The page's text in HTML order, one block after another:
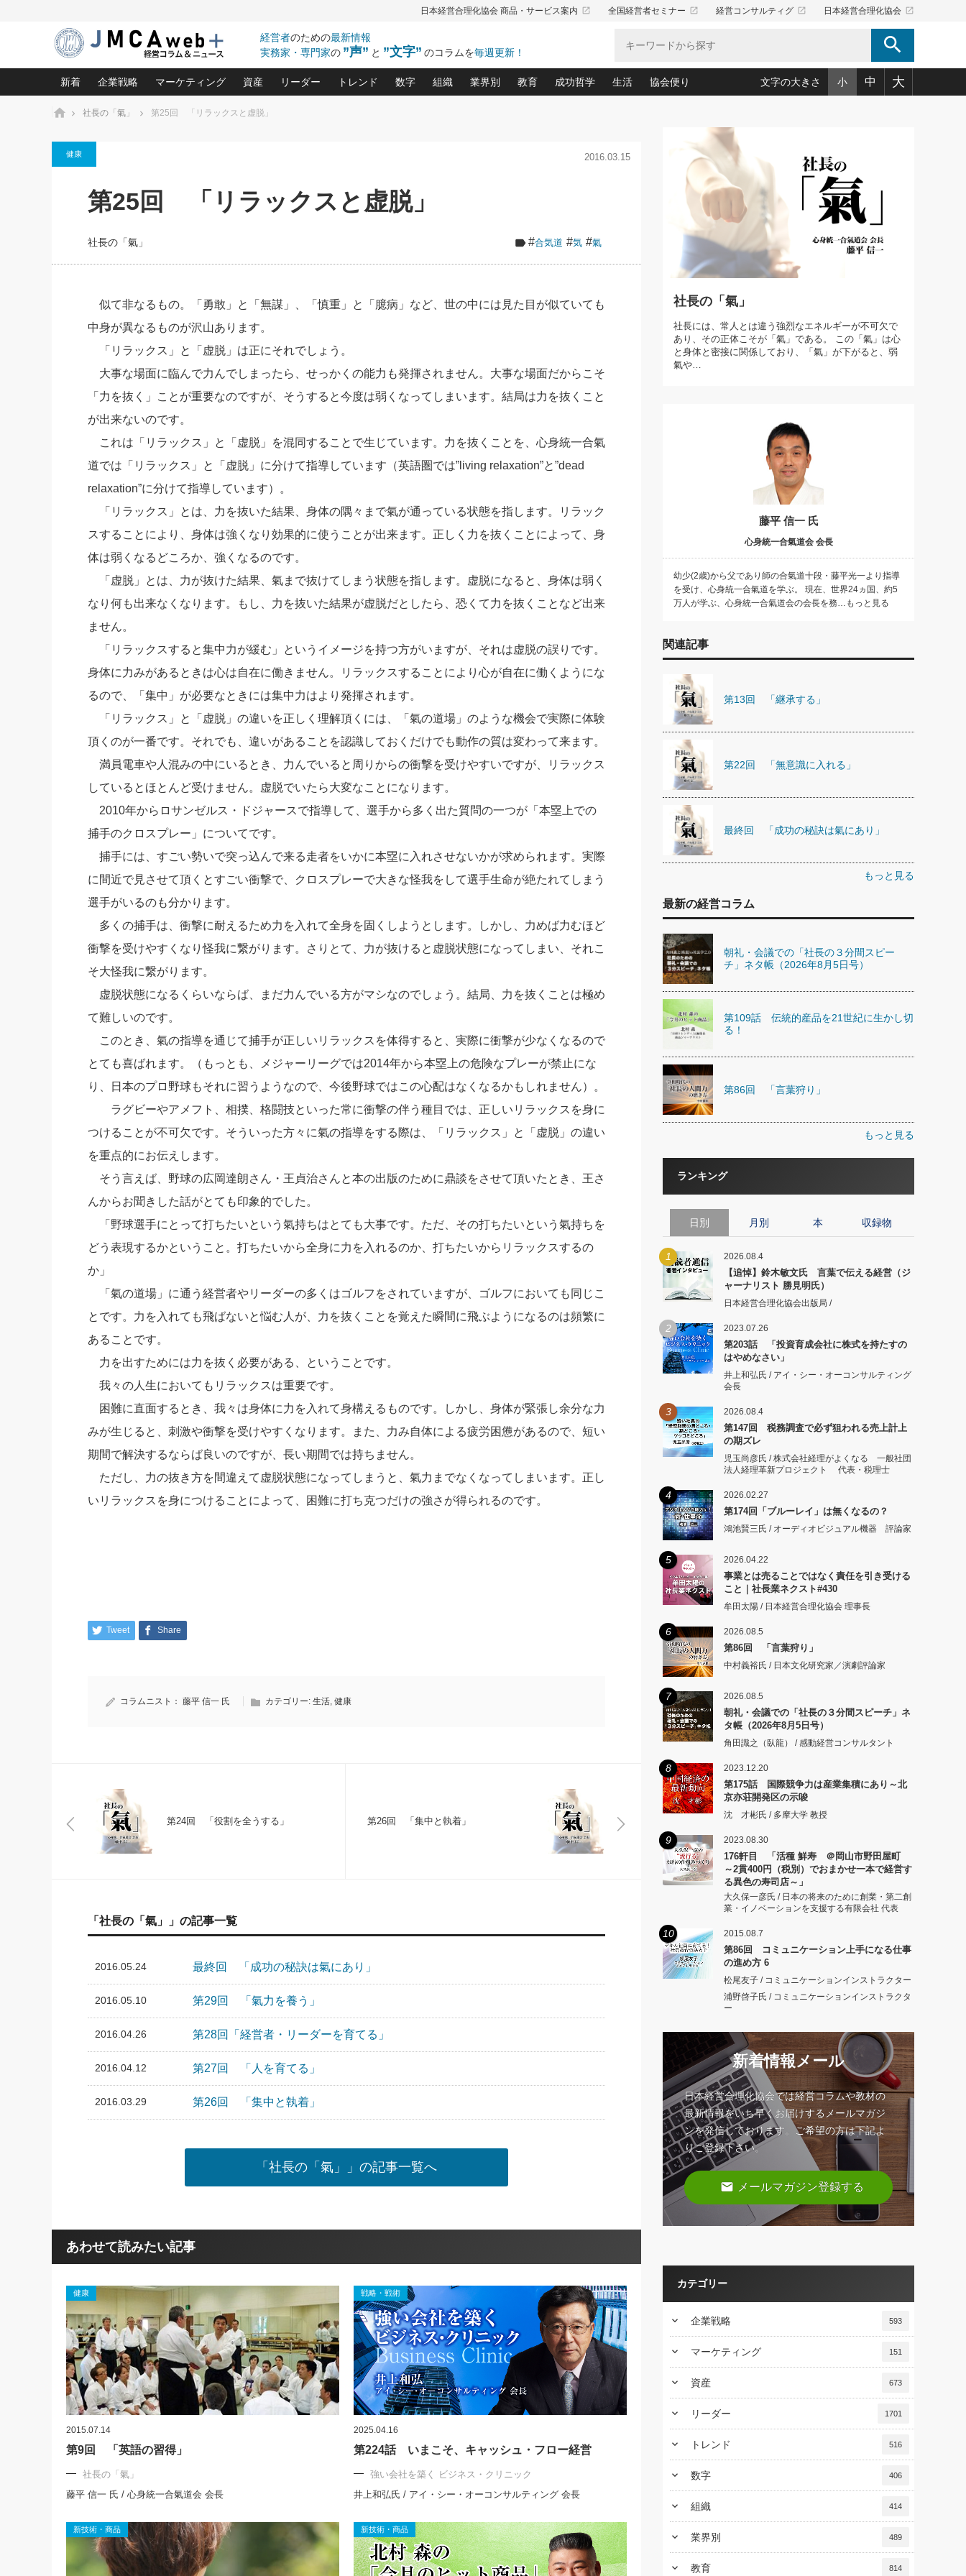
日本経営合理化協会 商品・サービス案内 launch 全国経営者セミナー launch 経営コンサルティグ launch 日本経営合理化協会 launch
経営者のための最新情報
実務家・専門家の ”声” と ”文字” のコラムを毎週更新！ search
新着
2026.08.5 2026.08.5
【追悼】鈴木敏文氏 言葉で伝
える経営（ジャーナリスト 勝
もっとみる
企業戦略
強い会社を築く ビジネス・クリニック(240)
日本レーザー「人を大切にしながら利益を上げる経営」の極意
武器としてのM&A入門(3)
継続経営 百話百行(85)
野田久美子 香港ビジネス成功法(10)
マーケティング
ロングセラーの玉手箱(9)
最高の自分を表現する 成功イメージ戦略(77)
資産
中国経済の最新動向(204)
事業承継の前に、決めておきたい、知っておきたい、やってお
リーダー
ピョートル・F・グジバチの『経営戦略の新常識』(12)
朝礼・会議での「社長の３分間スピーチ」ネタ帳(159)
次もあなたにお願いしたいと思われる「一流の仕事術」(28)
社長の右腕をつくる 人と組織を動かす(200)
酒井英之の社長のビジョン実現道場(10)
トレンド
北村森の「今月のヒット商品」(109)
数字
会社を守り抜くための緊急対策(100)
強い決算書の会社はココが違う！(36)
損益分岐点を下げる、Ｐ／Ｌ不況時代の新戦略(12)
賢い社長の「経理財務の見どころ・勘どころ・ツッコミどこ
組織
顧客・社員・社会から支持される「ウェルビーイング経営入
業界別
大久保一彦の“流行る”お店の仕組みづくり(210)
教育
あなただからお願いしたいと思われる 気配りの達人(127)
デキル社員に育てる！ 社員教育の決め手(203)
東川鷹年の「中小企業の人育て」(38)
欧米資産家に学ぶ二世教育(100)
成功哲学
中国哲学に学ぶ 不況は会社守成の好機(38)
令和時代の「社長の人間力の磨き方」(86)
先人の名句名言の教え 東洋思想に学ぶ経営学(132)
渡部昇一の「日本の指導者たち」(32)
経営に活かす“十八史略”(30)
生活
おのころ心平の ──社長のための「か・ら・だマネジメント」
(50)
デジタルＡＶを味方に！新・仕事術(180)
リーダー脳の鍛え方(32)
ワインを楽しむ基礎レッスン(12)
必読！社長が読むべき今月の4冊(88)
眼と耳で楽しむ読書術(162)
社長の「氣」(30)
米国スポーツ・ビジネスに学ぶ心理学(98)
高橋一喜の『これぞ！"本物の温泉"』(157)
協会便り
「愛読者通信」著者インタビュー(44)
ビジネス見聞録 経営ニュース(100)
作間信司の経営無形庵(けいえいむぎょうあん)(166)
経営セミナー情報局(1)
繁栄への着眼点 牟田太陽(76)
講話を聞いて学ぼう 実学・耳学・磨く「ミミガク」のすすめ
文字の大きさ 小 中 大
ホーム 社長の「氣」 第25回 「リラックスと虚脱」
健康 2016.03.15
第25回 「リラックスと虚脱」
社長の「氣」 #合気道 #気 #氣
似て非なるもの。「勇敢」と「無謀」、「慎重」と「臆病」など、世の中には見た目が似ていても
中身が異なるものが沢山あります。
「リラックス」と「虚脱」は正にそれでしょう。
大事な場面に臨んで力んでしまったら、せっかくの能力も発揮されません。大事な場面だからこそ
「力を抜く」ことが重要なのですが、そうすると今度は弱くなってしまいます。結局は力を抜くこと
が出来ないのです。
これは「リラックス」と「虚脱」を混同することで生じています。力を抜くことを、心身統一合氣
道では「リラックス」と「虚脱」に分けて指導しています（英語圏では”living relaxation”と”dead
relaxation”に分けて指導しています）。
「リラックス」とは、力を抜いた結果、身体の隅々まで氣が通っている状態を指します。リラック
スすることにより、身体は強くなり効果的に使うことが出来ます。正しく力を抜くことによって、身
体は弱くなるどころか、強くなるのです。
「虚脱」とは、力が抜けた結果、氣まで抜けてしまう状態を指します。虚脱になると、身体は弱く
なり何も出来なくなります。もし、力を抜いた結果が虚脱だとしたら、恐くて力を抜くことなど出来
ません。
「リラックスすると集中力が緩む」というイメージを持つ方がいますが、それは虚脱の誤りです。
身体に力みがあるときは心は自在に働きません。リラックスすることにより心が自在に働くようにな
るので、「集中」が必要なときには集中力はより発揮されます。
「リラックス」と「虚脱」の違いを正しく理解頂くには、「氣の道場」のような機会で実際に体験
頂くのが一番です。それでも、違いがあることを認識しておくだけでも動作の質は変わって来ます。
満員電車や人混みの中にいるとき、力んでいると周りからの衝撃を受けやすいですが、リラックス
しているとほとんど受けません。虚脱でいたら大変なことになります。
2010年からロサンゼルス・ドジャースで指導して、選手から多く出た質問の一つが「本塁上での
捕手のクロスプレー」についてです。
捕手には、すごい勢いで突っ込んで来る走者をいかに本塁に入れさせないかが求められます。実際
に間近で見させて頂くとすごい衝撃で、クロスプレーで大きな怪我をして選手生命が絶たれてしまう
選手がいるのも分かります。
多くの捕手は、衝撃に耐えるため力を入れて全身を固くしようとします。しかし、力めば力むほど
衝撃を受けやすくなり怪我に繋がります。さりとて、力が抜けると虚脱状態になってしまい、それこ
そ大怪我に繋がります。
虚脱状態になるくらいならば、まだ力んでいる方がマシなのでしょう。結局、力を抜くことは極め
て難しいのです。
このとき、氣の指導を通じて捕手が正しいリラックスを体得すると、実際に衝撃が少なくなるので
とても喜ばれます。（もっとも、メジャーリーグでは2014年から本塁上の危険なプレーが禁止にな
り、日本のプロ野球もそれに習うようなので、今後野球ではこの心配はなくなるかもしれません）。
ラグビーやアメフト、相撲、格闘技といった常に衝撃の伴う種目では、正しいリラックスを身に
つけることが不可欠です。そういった方々に氣の指導をする際は、「リラックス」と「虚脱」の違い
を重点的にお伝えします。
そう言えば、野球の広岡達朗さん・王貞治さんと本の出版のために鼎談をさせて頂いたとき、王さ
んからお聞きした話がとても印象的でした。
「野球選手にとって打ちたいという氣持ちはとても大事です。ただ、その打ちたいという氣持ちを
どう表現するかということ。打ちたいから全身に力を入れるのか、打ちたいからリラックスするの
か」
「氣の道場」に通う経営者やリーダーの多くはゴルフをされていますが、ゴルフにおいても同じこ
とです。力を入れても飛ばないと悩む人が、力を抜くことを覚えた瞬間に飛ぶようになるのは頻繁に
あることです。
力を出すためには力を抜く必要がある、ということです。
我々の人生においてもリラックスは重要です。
困難に直面するとき、我々は身体に力を入れて身構えるものです。しかし、身体が緊張し余分な力
みが生じると、刺激や衝撃を受けやすくなります。また、力み自体による疲労困憊があるので、短い
期間で解決するならば良いのですが、長い期間では持ちません。
ただし、力の抜き方を間違えて虚脱状態になってしまうと、氣力までなくなってしまいます。正し
いリラックスを身につけることによって、困難に打ち克つだけの強さが得られるのです。
Tweet Share
コラムニスト： 藤平 信一 氏 カテゴリー: 生活, 健康
第24回 「役割を全うする」 第26回 「集中と執着」
「社長の「氣」」の記事一覧
2016.05.24 最終回 「成功の秘訣は氣にあり」
2016.05.10 第29回 「氣力を養う」
2016.04.26 第28回「経営者・リーダーを育てる」
2016.04.12 第27回 「人を育てる」
2016.03.29 第26回 「集中と執着」
「社長の「氣」」の記事一覧へ
あわせて読みたい記事
健康
2015.07.14
第9回 「英語の習得」
社長の「氣」
藤平 信一 氏 / 心身統一合氣道会 会長
戦略・戦術
2025.04.16
第224話 いまこそ、キャッシュ・フロー経営
強い会社を築く ビジネス・クリニック
井上和弘氏 / アイ・シー・オーコンサルティング 会長
新技術・商品 新技術・商品
社長の「氣」
社長には、常人とは違う強烈なエネルギーが不可欠で
あり、その正体こそが「氣」である。 この「氣」は心
と身体と密接に関係しており、「氣」が下がると、弱
氣や…
藤平 信一 氏
心身統一合氣道会 会長
幼少(2歳)から父であり師の合氣道十段・藤平光一より指導
を受け、心身統一合氣道を学ぶ。 現在、世界24ヵ国、約5
万人が学ぶ、心身統一合氣道会の会長を務…もっと見る
関連記事
第13回 「継承する」
第22回 「無意識に入れる」
最終回 「成功の秘訣は氣にあり」
もっと見る
最新の経営コラム
朝礼・会議での「社長の３分間スピー
チ」ネタ帳（2026年8月5日号）
第109話 伝統的産品を21世紀に生かし切
る！
第86回 「言葉狩り」
もっと見る
ランキング
日別 月別 本 収録物
1 2026.08.4
【追悼】鈴木敏文氏 言葉で伝える経営（ジ
ャーナリスト 勝見明氏）
日本経営合理化協会出版局 /
2 2023.07.26
第203話 「投資育成会社に株式を持たすの
はやめなさい」
井上和弘氏 / アイ・シー・オーコンサルティング
会長
3 2026.08.4
第147回 税務調査で必ず狙われる売上計上
の期ズレ
児玉尚彦氏 / 株式会社経理がよくなる 一般社団
法人経理革新プロジェクト 代表・税理士
4 2026.02.27
第174回「ブルーレイ」は無くなるの？
鴻池賢三氏 / オーディオビジュアル機器 評論家
5 2026.04.22
事業とは売ることではなく責任を引き受ける
こと｜社長業ネクスト#430
牟田太陽 / 日本経営合理化協会 理事長
6 2026.08.5
第86回 「言葉狩り」
中村義裕氏 / 日本文化研究家／演劇評論家
7 2026.08.5
朝礼・会議での「社長の３分間スピーチ」ネ
タ帳（2026年8月5日号）
角田識之（臥龍） / 感動経営コンサルタント
8 2023.12.20
第175話 国際競争力は産業集積にあり～北
京亦荘開発区の示唆
沈 才彬氏 / 多摩大学 教授
9 2023.08.30
176軒目 「活種 鮮寿 ＠岡山市野田屋町
～2貫400円（税別）でおまかせ一本で経営す
る異色の寿司店～」
大久保一彦氏 / 日本の将来のために創業・第二創
業・イノベーションを支援する有限会社 代表
10 2015.08.7
第86回 コミュニケーション上手になる仕事
の進め方 6
松尾友子 / コミュニケーションインストラクター
浦野啓子氏 / コミュニケーションインストラクタ
ー
新着情報メール
日本経営合理化協会では経営コラムや教材の
最新情報をいち早くお届けするメールマガジ
ンを発信しております。ご希望の方は下記よ
りご登録下さい。
email メールマガジン登録する
カテゴリー
keyboard_arrow_down 企業戦略 593
keyboard_arrow_down マーケティング 151
keyboard_arrow_down 資産 673
keyboard_arrow_down リーダー 1701
keyboard_arrow_down トレンド 516
keyboard_arrow_down 数字 406
keyboard_arrow_down 組織 414
keyboard_arrow_down 業界別 489
keyboard_arrow_down 教育 814